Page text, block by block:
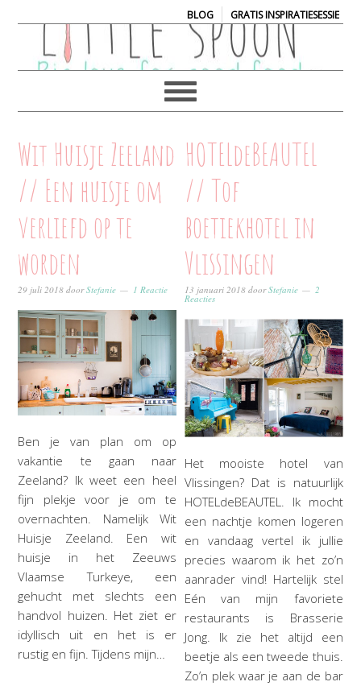
BLOG| GRATIS INSPIRATIESESSIE
Wit Huisje Zeeland
// Een huisje om
verliefd op te
worden
29 juli 2018 doorStefanie 1 Reactie
Ben je van plan om op
vakantie te gaan naar
Zeeland? Ik weet een heel
fijn plekje voor je om te
overnachten. Namelijk Wit
Huisje Zeeland. Een wit
huisje in het Zeeuws
Vlaamse Turkeye, een
gehucht met slechts een
handvol huizen. Het ziet er
idyllisch uit en het is er
rustig en fijn. Tijdens mijn…
HOTELdeBEAUTEL
// Tof
boetiekhotel in
Vlissingen
13 januari 2018 doorStefanie 2
Reacties
Het mooiste hotel van
Vlissingen? Dat is natuurlijk
HOTELdeBEAUTEL. Ik mocht
een nachtje komen logeren
en vandaag vertel ik jullie
precies waarom ik het zo’n
aanrader vind! Hartelijk stel
Eén van mijn favoriete
restaurants is Brasserie
Jong. Ik zie het altijd een
beetje als een tweede thuis.
Zo’n plek waar je aan de bar